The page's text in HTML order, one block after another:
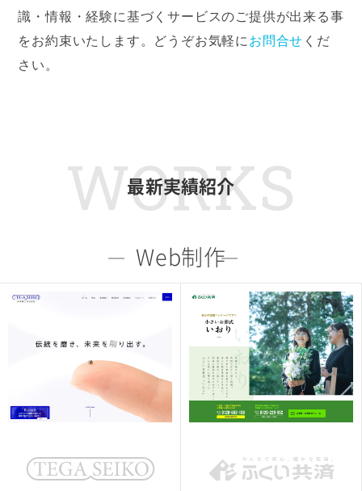
識・情報・経験に基づくサービスのご提供が出来る事
をお約束いたします。どうぞお気軽に お問合せ くだ
さい。
WORKS
最新実績紹介
Web制作